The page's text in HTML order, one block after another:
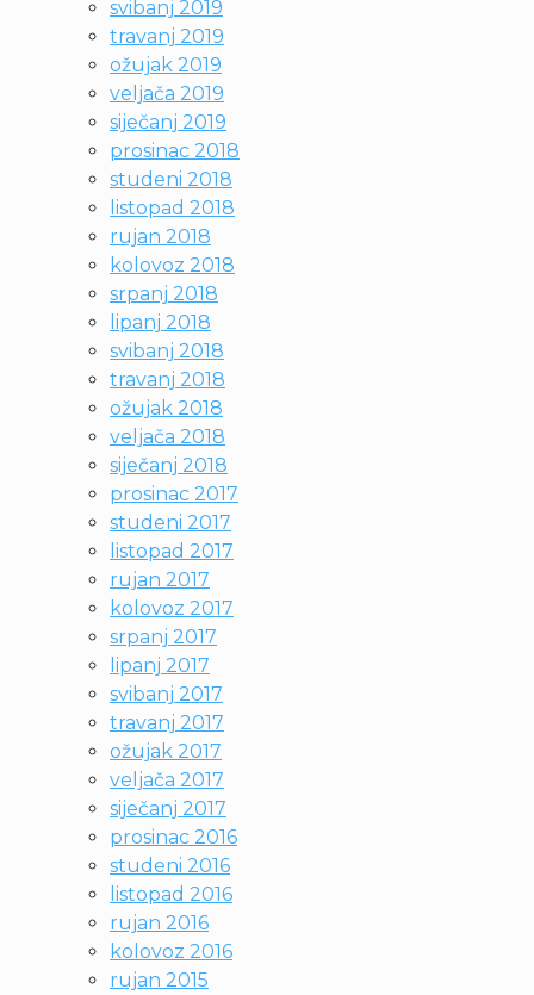
svibanj 2019
travanj 2019
ožujak 2019
veljača 2019
siječanj 2019
prosinac 2018
studeni 2018
listopad 2018
rujan 2018
kolovoz 2018
srpanj 2018
lipanj 2018
svibanj 2018
travanj 2018
ožujak 2018
veljača 2018
siječanj 2018
prosinac 2017
studeni 2017
listopad 2017
rujan 2017
kolovoz 2017
srpanj 2017
lipanj 2017
svibanj 2017
travanj 2017
ožujak 2017
veljača 2017
siječanj 2017
prosinac 2016
studeni 2016
listopad 2016
rujan 2016
kolovoz 2016
rujan 2015